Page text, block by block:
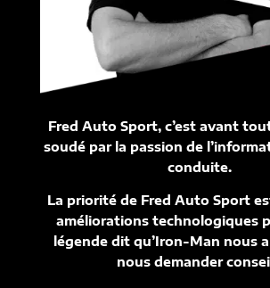
Fred Auto Sport, c’est avant
soudé par la passion de
conduite.
La priorité de Fred Auto Sport
améliorations technologiques
légende dit qu’Iron-Man nous
nous demander